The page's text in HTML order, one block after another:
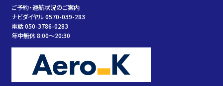
ご予約・運航状況のご案内
ナビダイヤル 0570-039-283
電話 050-3786-0283
年中無休 8:00～20:30